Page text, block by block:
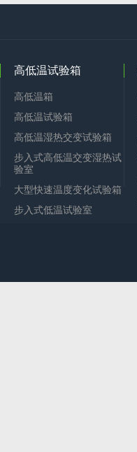
高低温试验箱
高低温箱
高低温试验箱
高低温湿热交变试验箱
步入式高低温交变湿热试
验室
大型快速温度变化试验箱
步入式低温试验室